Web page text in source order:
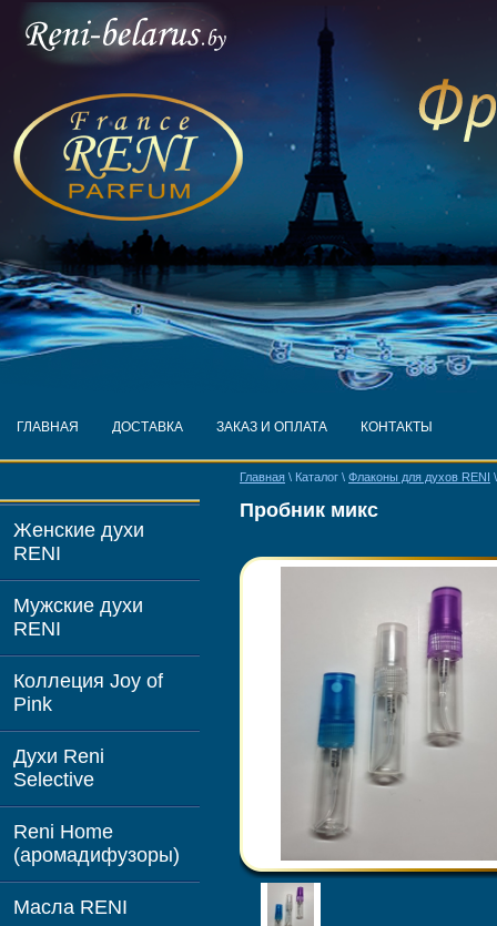
ГЛАВНАЯ ДОСТАВКА ЗАКАЗ И ОПЛАТА КОНТАКТЫ
Женские духи
RENI
Мужские духи
RENI
Коллеция Joy of
Pink
Духи Reni
Selective
Reni Home
(аромадифузоры)
Масла RENI
Главная \ Каталог \ Флаконы для духов RENI
Пробник микс